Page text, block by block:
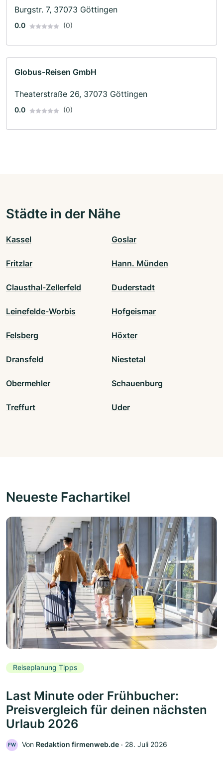
Burgstr. 7, 37073 Göttingen
0.0 (0)
Globus-Reisen GmbH
Theaterstraße 26, 37073 Göttingen
0.0 (0)
Städte in der Nähe
Kassel Goslar
Fritzlar Hann. Münden
Clausthal-Zellerfeld Duderstadt
Leinefelde-Worbis Hofgeismar
Felsberg Höxter
Dransfeld Niestetal
Obermehler Schauenburg
Treffurt Uder
Neueste Fachartikel
Reiseplanung Tipps
Last Minute oder Frühbucher:
Preisvergleich für deinen nächsten
Urlaub 2026
FW Von Redaktion firmenweb.de ‧ 28. Juli 2026